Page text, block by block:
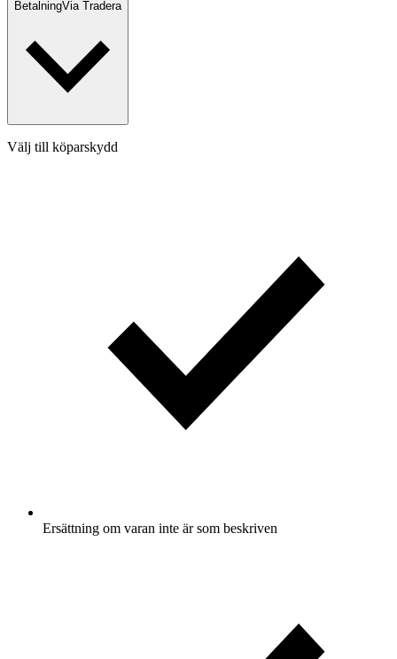
BetalningVia Tradera
Välj till köparskydd
Ersättning om varan inte är som beskriven